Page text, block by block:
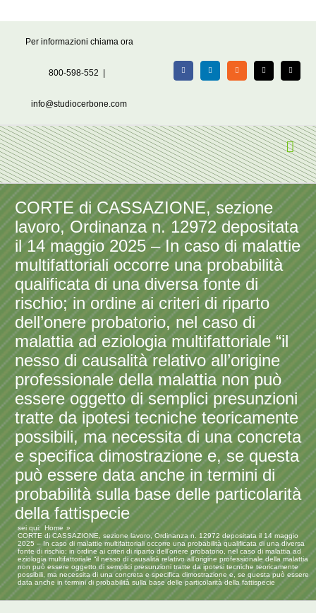
Per informazioni chiama ora
800-598-552
info@studiocerbone.com
FacebookLinkedIn Rss X Email
CORTE di CASSAZIONE, sezione
lavoro, Ordinanza n. 12972 depositata
il 14 maggio 2025 – In caso di malattie
multifattoriali occorre una probabilità
qualificata di una diversa fonte di
rischio; in ordine ai criteri di riparto
dell’onere probatorio, nel caso di
malattia ad eziologia multifattoriale “il
nesso di causalità relativo all’origine
professionale della malattia non può
essere oggetto di semplici presunzioni
tratte da ipotesi tecniche teoricamente
possibili, ma necessita di una concreta
e specifica dimostrazione e, se questa
può essere data anche in termini di
probabilità sulla base delle particolarità
della fattispecie
sei qui: Home
CORTE di CASSAZIONE, sezione lavoro, Ordinanza n. 12972 depositata il 14 maggio
2025 – In caso di malattie multifattoriali occorre una probabilità qualificata di una diversa
fonte di rischio; in ordine ai criteri di riparto dell’onere probatorio, nel caso di malattia ad
eziologia multifattoriale “il nesso di causalità relativo all’origine professionale della malattia
non può essere oggetto di semplici presunzioni tratte da ipotesi tecniche teoricamente
possibili, ma necessita di una concreta e specifica dimostrazione e, se questa può essere
data anche in termini di probabilità sulla base delle particolarità della fattispecie